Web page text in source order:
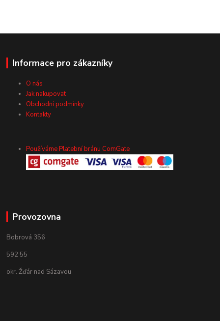
Informace pro zákazníky
O nás
Jak nakupovat
Obchodní podmínky
Kontakty
Používáme Platební bránu ComGate
Provozovna
Bobrová 356
592 55
okr. Žďár nad Sázavou